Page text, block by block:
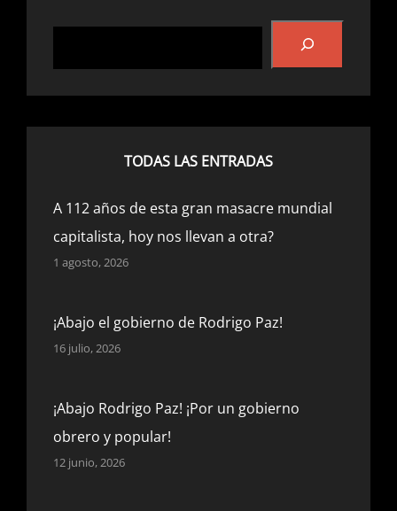
b
o
Buscar
TODAS LAS ENTRADAS
A 112 años de esta gran masacre mundial
capitalista, hoy nos llevan a otra?
1 agosto, 2026
¡Abajo el gobierno de Rodrigo Paz!
16 julio, 2026
¡Abajo Rodrigo Paz! ¡Por un gobierno
obrero y popular!
12 junio, 2026